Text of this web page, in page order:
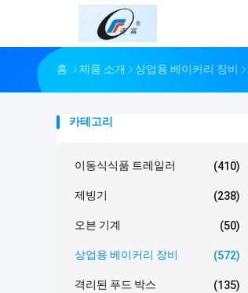
홈 제품 소개 상업용 베이커리 장비
카테고리
이동식식품 트레일러 (410)
제빙기 (238)
오븐 기계 (50)
상업용 베이커리 장비 (572)
격리된 푸드 박스 (135)